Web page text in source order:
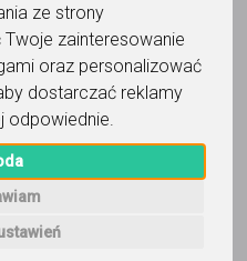
ze strony
Twoje zainteresowanie
oraz personalizować
dostarczać reklamy
odpowiednie